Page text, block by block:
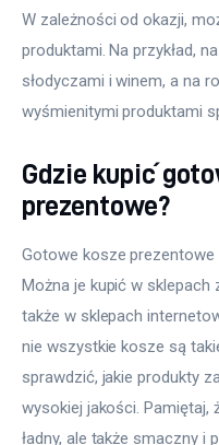
W zależności od okazji,
produktami. Na przykład,
słodyczami i winem, a na
wyśmienitymi produktami
Gdzie kupić
prezentowe?
Gotowe kosze
Można je kupić w sklepach
także w sklepach
nie wszystkie kosze są
sprawdzić, jakie produkty
wysokiej jakości. Pamiętaj,
ładny, ale także smaczny i